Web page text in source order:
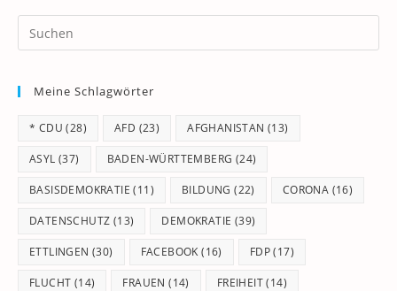
Meine Schlagwörter
* CDU (28) AFD (23) AFGHANISTAN (13)
ASYL (37) BADEN-WÜRTTEMBERG (24)
BASISDEMOKRATIE (11) BILDUNG (22) CORONA (16)
DATENSCHUTZ (13) DEMOKRATIE (39)
ETTLINGEN (30) FACEBOOK (16) FDP(17)
FLUCHT (14) FRAUEN (14) FREIHEIT(14)